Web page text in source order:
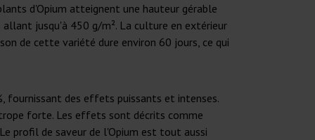
d'Opium atteignent une hauteur gérable
jusqu'à 450 g/m². La culture en extérieur
de cette variété dure environ 60 jours, ce qui
fournissant des effets puissants et intenses.
forte. Les effets sont décrits comme
profil de saveur de l'Opium est tout aussi